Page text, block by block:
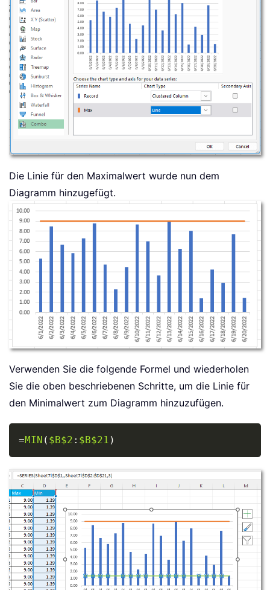
Die Linie für den Maximalwert wurde nun dem
Diagramm hinzugefügt.
Verwenden Sie die folgende Formel und wiederholen
Sie die oben beschriebenen Schritte, um die Linie für
den Minimalwert zum Diagramm hinzuzufügen.
=MIN ( $B$2 : $B$21 )